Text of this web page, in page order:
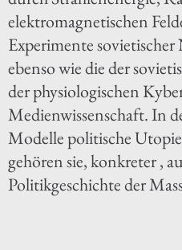
elektromagnetischen
Experimente
ebenso wie die der
der physiologischen
Medienwissenschaft. In
Modelle politische
gehören sie, konkreter ,
Politikgeschichte der